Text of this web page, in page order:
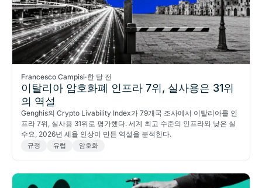
Francesco Campisi·한 달 전
이탈리아 암호화폐 인프라 7위, 실사용은 31위
의 역설
Genghis의 Crypto Livability Index가 79개국 조사에서 이탈리아를 인
프라 7위, 실사용 31위로 평가했다. 세계 최고 수준의 인프라와 낮은 실
수요, 2026년 세율 인상이 만든 역설을 분석한다.
규정 유럽 암호화